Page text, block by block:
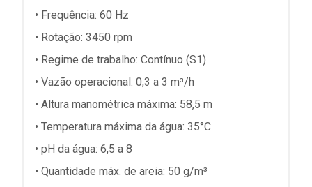
• Frequência: 60 Hz
• Rotação: 3450 rpm
• Regime de trabalho: Contínuo (S1)
• Vazão operacional: 0,3 a 3 m³/h
• Altura manométrica máxima: 58,5 m
• Temperatura máxima da água: 35°C
• pH da água: 6,5 a 8
• Quantidade máx. de areia: 50 g/m³